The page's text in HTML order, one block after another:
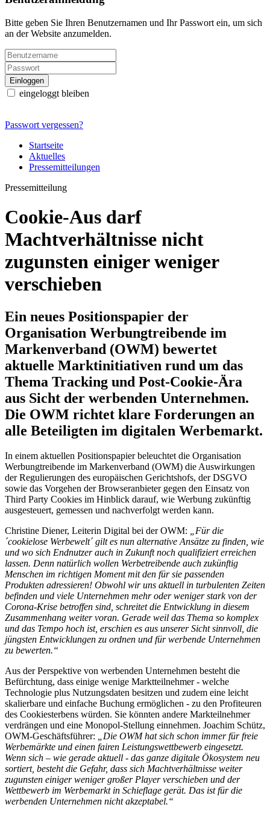
Bitte geben Sie Ihren Benutzernamen und Ihr Passwort ein, um sich
an der Website anzumelden.
eingeloggt bleiben
Passwort vergessen?
Startseite
Aktuelles
Pressemitteilungen
Pressemitteilung
Cookie-Aus darf
Machtverhältnisse nicht
zugunsten einiger weniger
verschieben
Ein neues Positionspapier der
Organisation Werbungtreibende im
Markenverband (OWM) bewertet
aktuelle Marktinitiativen rund um das
Thema Tracking und Post-Cookie-Ära
aus Sicht der werbenden Unternehmen.
Die OWM richtet klare Forderungen an
alle Beteiligten im digitalen Werbemarkt.
In einem aktuellen Positionspapier beleuchtet die Organisation
Werbungtreibende im Markenverband (OWM) die Auswirkungen
der Regulierungen des europäischen Gerichtshofs, der DSGVO
sowie das Vorgehen der Browseranbieter gegen den Einsatz von
Third Party Cookies im Hinblick darauf, wie Werbung zukünftig
ausgesteuert, gemessen und nachverfolgt werden kann.
Christine Diener, Leiterin Digital bei der OWM: „Für die
´cookielose Werbewelt´ gilt es nun alternative Ansätze zu finden, wie
und wo sich Endnutzer auch in Zukunft noch qualifiziert erreichen
lassen. Denn natürlich wollen Werbetreibende auch zukünftig
Menschen im richtigen Moment mit den für sie passenden
Produkten adressieren! Obwohl wir uns aktuell in turbulenten Zeiten
befinden und viele Unternehmen mehr oder weniger stark von der
Corona-Krise betroffen sind, schreitet die Entwicklung in diesem
Zusammenhang weiter voran. Gerade weil das Thema so komplex
und das Tempo hoch ist, erschien es aus unserer Sicht sinnvoll, die
jüngsten Entwicklungen zu ordnen und für werbende Unternehmen
zu bewerten.“
Aus der Perspektive von werbenden Unternehmen besteht die
Befürchtung, dass einige wenige Marktteilnehmer - welche
Technologie plus Nutzungsdaten besitzen und zudem eine leicht
skalierbare und einfache Buchung ermöglichen - zu den Profiteuren
des Cookiesterbens würden. Sie könnten andere Markteilnehmer
verdrängen und eine Monopol-Stellung einnehmen. Joachim Schütz,
OWM-Geschäftsführer: „Die OWM hat sich schon immer für freie
Werbemärkte und einen fairen Leistungswettbewerb eingesetzt.
Wenn sich – wie gerade aktuell - das ganze digitale Ökosystem neu
sortiert, besteht die Gefahr, dass sich Machtverhältnisse weiter
zugunsten einiger weniger großer Player verschieben und der
Wettbewerb im Werbemarkt in Schieflage gerät. Das ist für die
werbenden Unternehmen nicht akzeptabel.“